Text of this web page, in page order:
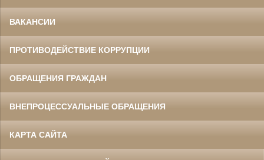
ВАКАНСИИ
ПРОТИВОДЕЙСТВИЕ КОРРУПЦИИ
ОБРАЩЕНИЯ ГРАЖДАН
ВНЕПРОЦЕССУАЛЬНЫЕ ОБРАЩЕНИЯ
КАРТА САЙТА